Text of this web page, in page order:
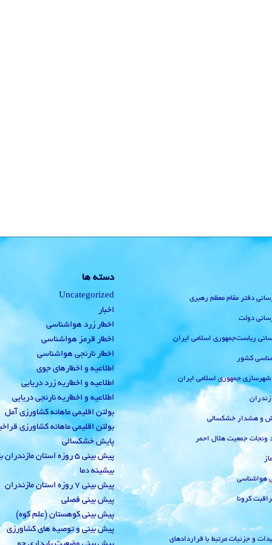
رسانی دفتر مقام معظم رهبری
رسانی دولت
ریاست‌جمهوری اسلامی ایران
کشور
جمهوری اسلامی ایران
و هشدار خشکسالی
ونجات جمعیت هلال احمر
هواشناسی
کرونا
و جزئیات مرتبط با قراردادهای
دسته ها
Uncategorized
اخبار
اخطار زرد هواشناسی
اخطار قرمز هواشناسی
اخطار نارنجی هواشناسی
اطلاعیه و اخطارهای جوی
اطلاعیه و اخطاریه زرد دریایی
اطلاعیه و اخطاریه نارنجی دریایی
بولتن اقلیمی ماهانه کشاورزی آمل
بولتن اقلیمی ماهانه کشاورزی
پایش خشکسالی
پیش بینی 5 روزه استان
بیشینه دما
پیش بینی 7 روزه استان مازندران
پیش بینی فصلی
پیش بینی کوهستان (علم کوه)
پیش بینی و توصیه های کشاورزی